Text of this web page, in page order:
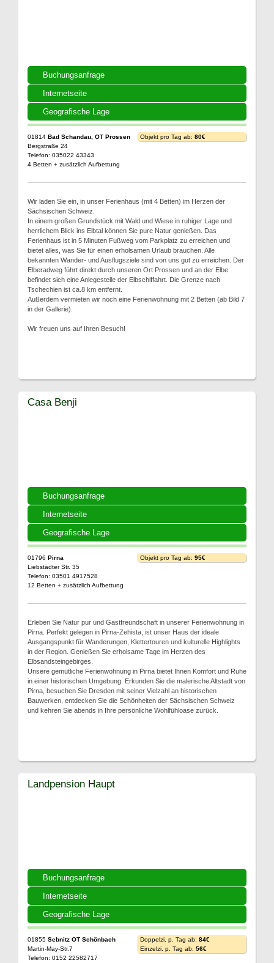
Buchungsanfrage
Internetseite
Geografische Lage
01814 Bad Schandau, OT Prossen
Bergstraße 24
Telefon: 035022 43343
4 Betten + zusätzlich Aufbettung
Objekt pro Tag ab: 80€
Wir laden Sie ein, in unser Ferienhaus (mit 4 Betten) im Herzen der
Sächsischen Schweiz.
In einem großen Grundstück mit Wald und Wiese in ruhiger Lage und
herrlichem Blick ins Elbtal können Sie pure Natur genießen. Das
Ferienhaus ist in 5 Minuten Fußweg vom Parkplatz zu erreichen und
bietet alles, was Sie für einen erholsamen Urlaub brauchen. Alle
bekannten Wander- und Ausflugsziele sind von uns gut zu erreichen. Der
Elberadweg führt direkt durch unseren Ort Prossen und an der Elbe
befindet sich eine Anlegestelle der Elbschiffahrt. Die Grenze nach
Tschechien ist ca.8 km entfernt.
Außerdem vermieten wir noch eine Ferienwohnung mit 2 Betten (ab Bild 7
in der Gallerie).
Wir freuen uns auf Ihren Besuch!
Buchungsanfrage
Internetseite
Geografische Lage
Casa Benji
01796 Pirna
Liebstädter Str. 35
Telefon: 03501 4917528
12 Betten + zusätzlich Aufbettung
Objekt pro Tag ab: 95€
Erleben Sie Natur pur und Gastfreundschaft in unserer Ferienwohnung in
Pirna. Perfekt gelegen in Pirna-Zehista, ist unser Haus der ideale
Ausgangspunkt für Wanderungen, Klettertouren und kulturelle Highlights
in der Region. Genießen Sie erholsame Tage im Herzen des
Elbsandsteingebirges.
Unsere gemütliche Ferienwohnung in Pirna bietet Ihnen Komfort und Ruhe
in einer historischen Umgebung. Erkunden Sie die malerische Altstadt von
Pirna, besuchen Sie Dresden mit seiner Vielzahl an historischen
Bauwerken, entdecken Sie die Schönheiten der Sächsischen Schweiz
und kehren Sie abends in Ihre persönliche Wohlfühloase zurück.
Buchungsanfrage
Internetseite
Geografische Lage
Landpension Haupt
01855 Sebnitz OT Schönbach
Martin-May-Str.7
Telefon: 0152 22582717
Doppelzi. p. Tag ab: 84€
Einzelzi. p. Tag ab: 56€